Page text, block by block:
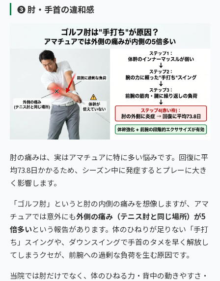
❸ 肘・手首の違和感
肘の痛みは、実はアマチュアに特に多い悩みです。回復に平
均73.8日かかるため、シーズン中に発症するとプレーに大き
く影響します。
「ゴルフ肘」というと肘の内側の痛みを想像しますが、アマ
チュアでは意外にも外側の痛み（テニス肘と同じ場所）が5
倍多いという報告があります。体のひねりが足りない「手打
ち」スイングや、ダウンスイングで手首のタメを早く解放し
てしまうクセが、前腕への過剰な負荷を生む原因です。
当院では肘だけでなく、体のひねる力・背中の動きやすさ・